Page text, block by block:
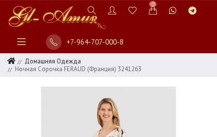
0
+7-964-707-000-8
Домашняя Одежда
Ночная Сорочка FERAUD (Франция) 3241263